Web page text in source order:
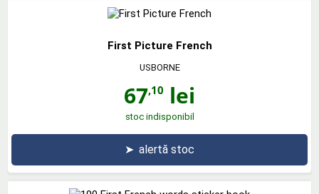
First Picture French
USBORNE
67,10 lei
stoc indisponibil
➤ alertă stoc